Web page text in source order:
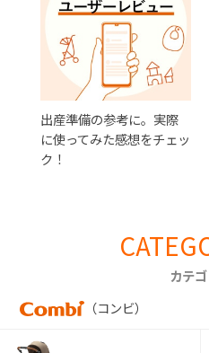
出産準備の参考に。実際
に使ってみた感想をチェッ
ク！
カテ
（コンビ）